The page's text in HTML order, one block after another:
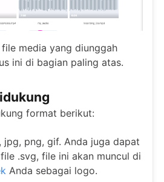
media yang diunggah
ini di bagian paling atas.
format berikut:
jpg, png, gif. Anda juga dapat
.svg, file ini akan muncul di
Anda sebagai logo.